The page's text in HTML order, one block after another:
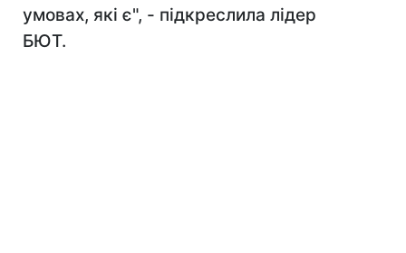
умовах, які є", - підкреслила лідер
БЮТ.